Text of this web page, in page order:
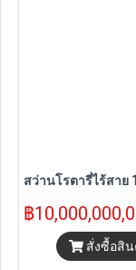
สว่านโรตารี่ไร้สาย
฿
สั่งซื้อสิน